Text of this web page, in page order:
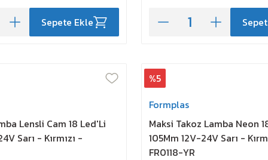
Sepete Ekle
Lensli Cam 18 Led'Li
Sarı - Kırmızı -
%5
Formplas
Maksi Takoz Lamba Neon
105Mm 12V-24V Sarı -
FR0118-YR